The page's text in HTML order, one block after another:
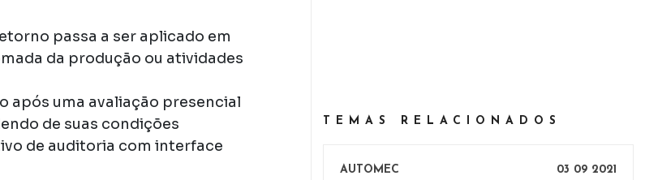
passa a ser aplicado em
da produção ou atividades
após uma avaliação presencial
de suas condições
de auditoria com interface
TEMAS RELACIONADOS
AUTOMEC 03 09 2021